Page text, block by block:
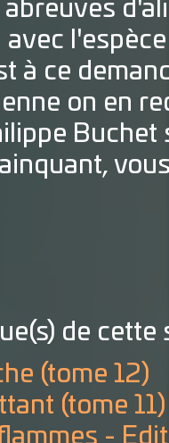
à ce
on en
de cette
(tome 12)
(tome 11)
-